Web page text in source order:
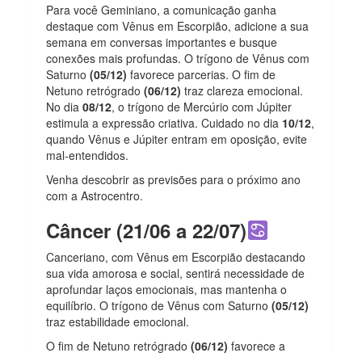
Para você Geminiano, a comunicação ganha
destaque com Vênus em Escorpião, adicione a sua
semana em conversas importantes e busque
conexões mais profundas. O trígono de Vênus com
Saturno(05/12) favorece parcerias. O fim de
Netuno retrógrado(06/12) traz clareza emocional.
No dia08/12, o trígono de Mercúrio com Júpiter
estimula a expressão criativa. Cuidado no dia 10/12,
quando Vênus e Júpiter entram em oposição, evite
mal-entendidos.
Venha descobrir as previsões para o próximo ano
com a Astrocentro.
Câncer (21/06 a 22/07)
Canceriano, com Vênus em Escorpião destacando
sua vida amorosa e social, sentirá necessidade de
aprofundar laços emocionais, mas mantenha o
equilíbrio. O trígono de Vênus com Saturno(05/12)
traz estabilidade emocional.
O fim de Netuno retrógrado(06/12) favorece a